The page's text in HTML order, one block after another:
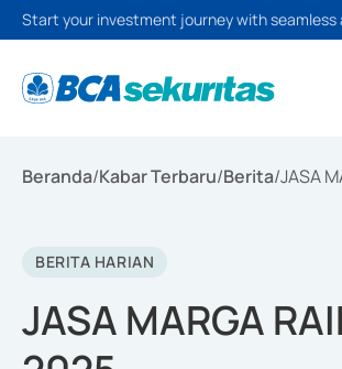
Start your investment journey with
Beranda/Kabar Terbaru/Berita/JASA
BERITA HARIAN
JASA MARGA